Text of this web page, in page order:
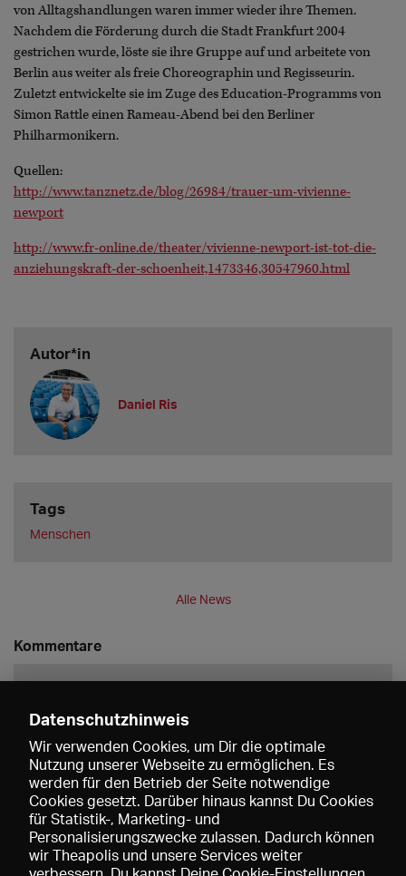
von Alltagshandlungen waren immer wieder ihre Themen.
Nachdem die Förderung durch die Stadt Frankfurt 2004
gestrichen wurde, löste sie ihre Gruppe auf und arbeitete von
Berlin aus weiter als freie Choreographin und Regisseurin.
Zuletzt entwickelte sie im Zuge des Education-Programms von
Simon Rattle einen Rameau-Abend bei den Berliner
Philharmonikern.
Quellen:
http://www.tanznetz.de/blog/26984/trauer-um-vivienne-
newport
http://www.fr-online.de/theater/vivienne-newport-ist-tot-die-
anziehungskraft-der-schoenheit,1473346,30547960.html
Autor*in
Daniel Ris
Tags
Menschen
Alle News
Kommentare
Speichern
Datenschutzhinweis
Wir verwenden Cookies, um Dir die optimale
Nutzung unserer Webseite zu ermöglichen. Es
werden für den Betrieb der Seite notwendige
Cookies gesetzt. Darüber hinaus kannst Du Cookies
für Statistik-, Marketing- und
Personalisierungszwecke zulassen. Dadurch können
wir Theapolis und unsere Services weiter